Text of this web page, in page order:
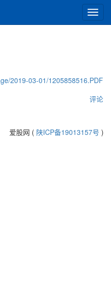
切
换
2019-03-01/1205858516.PDF
评论
爱股网 ( 陕ICP备19013157号 )